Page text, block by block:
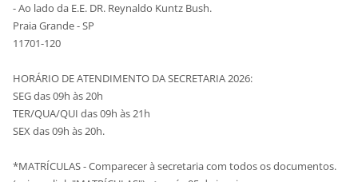
- Ao lado da E.E. DR. Reynaldo Kuntz Bush.
Praia Grande - SP
11701-120
HORÁRIO DE ATENDIMENTO DA SECRETARIA 2026:
SEG das 09h às 20h
TER/QUA/QUI das 09h às 21h
SEX das 09h às 20h.
*MATRÍCULAS - Comparecer à secretaria com todos os documentos.